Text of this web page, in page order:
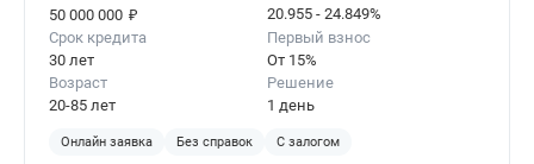
50 000 000 ₽
20.955 - 24.849%
Срок кредита
30 лет
Первый взнос
От 15%
Возраст
20-85 лет
Решение
1 день
Онлайн заявка Без справок С залогом